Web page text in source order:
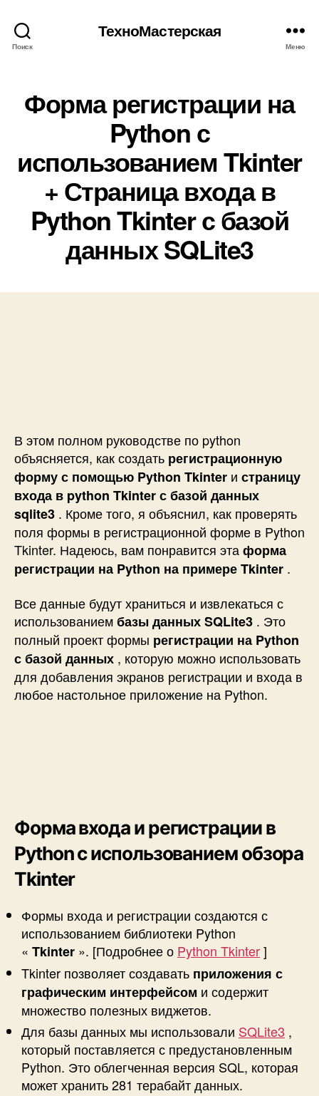
Поиск
ТехноМастерская
Меню
Форма регистрации на
Python с
использованием Tkinter
+ Страница входа в
Python Tkinter с базой
данных SQLite3
В этом полном руководстве по python
объясняется, как создать регистрационную
форму с помощью Python Tkinter и страницу
входа в python Tkinter с базой данных
sqlite3 . Кроме того, я объяснил, как проверять
поля формы в регистрационной форме в Python
Tkinter. Надеюсь, вам понравится этаформа
регистрации на Python на примере Tkinter .
Все данные будут храниться и извлекаться с
использованиембазы данных SQLite3 . Это
полный проект формы регистрации на Python
с базой данных , которую можно использовать
для добавления экранов регистрации и входа в
любое настольное приложение на Python.
Форма входа и регистрации в
Python с использованием обзора
Tkinter
Формы входа и регистрации создаются с
использованием библиотеки Python
« Tkinter ». [Подробнее о Python Tkinter]
Tkinter позволяет создавать приложения с
графическим интерфейсом и содержит
множество полезных виджетов.
Для базы данных мы использовали SQLite3 ,
который поставляется с предустановленным
Python. Это облегченная версия SQL, которая
может хранить 281 терабайт данных.